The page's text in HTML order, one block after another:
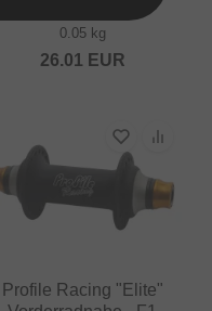
0.05 kg
26.01 EUR
Profile Racing "Elite"